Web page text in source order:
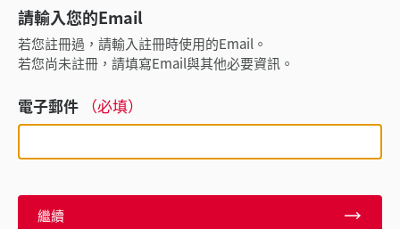
請輸入您的Email
若您註冊過，請輸入註冊時使用的Email。
若您尚未註冊，請填寫Email與其他必要資訊。
電子郵件 （必填）
繼續